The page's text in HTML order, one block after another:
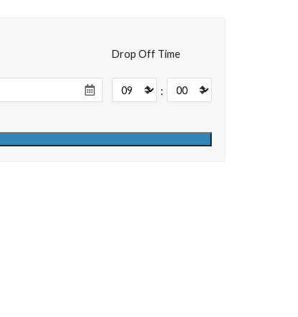
Drop Off Time
: